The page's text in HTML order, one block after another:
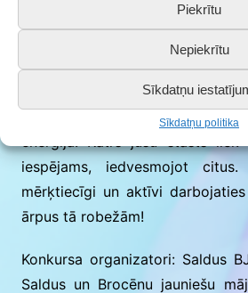
Piekrītu
Nepiekrītu
Sīkdatņu
Sīkdatņu politika
Agate Šmite – Jauniete –
Roberts Ķesberis –
Jaunieši, jūs esat mūsu
iespējams, iedvesmojot
mērķtiecīgi un aktīvi
ārpus tā robežām!
Konkursa organizatori: Saldus
Saldus un Brocēnu jauniešu